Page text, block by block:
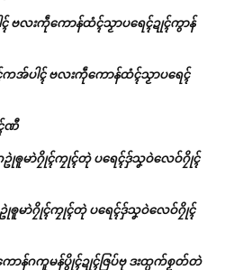
လးကဵုကောန်ထံၚ်သၟာပရေၚ်ဍုၚ်ကွာန်
ပါၚ် ဗလးကဵုကောန်ထံၚ်သၟာပရေၚ်
ဏီ
ၜူမာဲဂၠိုၚ်ကၠုၚ်တုဲ ပရေၚ်ဒှ်သၞဝဲလေဝ်ဂၠိုၚ်
ၜူမာဲဂၠိုၚ်ကၠုၚ်တုဲ ပရေၚ်ဒှ်သၞဝဲလေဝ်ဂၠိုၚ်
ောန်ဂကူမန်ပွိုၚ်ဍုၚ်ဇြပ်ဗု ဒးထ္ပက်စၟတ်တဲ